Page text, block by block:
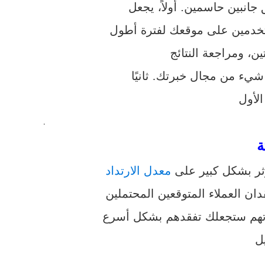
حاسمين. أولاً، يجعل
.
بشكل كبير على معدل الارتداد